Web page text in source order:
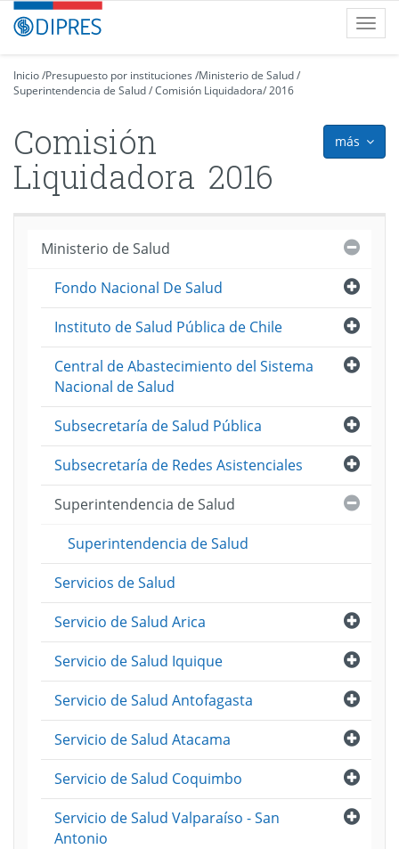
Contenido
principalDIPRES
-
de
Presupuestos
Inicio/Presupuesto por instituciones /Ministerio de Salud/
Superintendencia de Salud/Comisión Liquidadora/2016
más
Comisión
Liquidadora 2016
Ministerio de Salud
Abrir
Fondo Nacional De Salud
Abrir
Instituto de Salud Pública de Chile
Abrir
Central de Abastecimiento del Sistema
Nacional de Salud
Abrir
Subsecretaría de Salud Pública
Abrir
Subsecretaría de Redes Asistenciales
Superintendencia de Salud
Superintendencia de Salud
Servicios de Salud
Abrir
Servicio de Salud Arica
Abrir
Servicio de Salud Iquique
Abrir
Servicio de Salud Antofagasta
Abrir
Servicio de Salud Atacama
Abrir
Servicio de Salud Coquimbo
Abrir
Servicio de Salud Valparaíso - San
Antonio